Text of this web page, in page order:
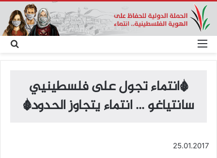
عن
القائمة
*انتماء تجول على فلسطينيي
سانتياغو … انتماء يتجاوز الحدود*
25.01.2017